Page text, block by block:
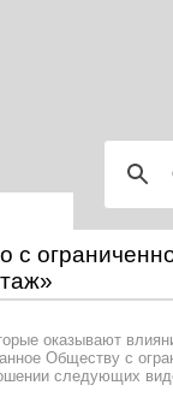
оказывают
Обществу с
следующих